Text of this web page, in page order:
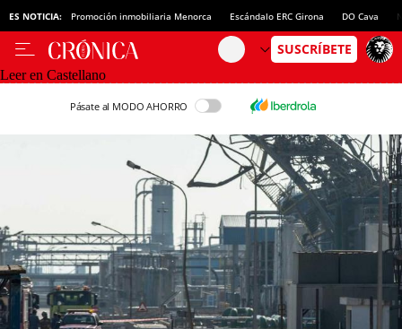
ES NOTICIA: Promoción inmobiliaria Menorca Escándalo ERC Girona DO Cava
Leer en Castellano
Pásate al MODO AHORRO